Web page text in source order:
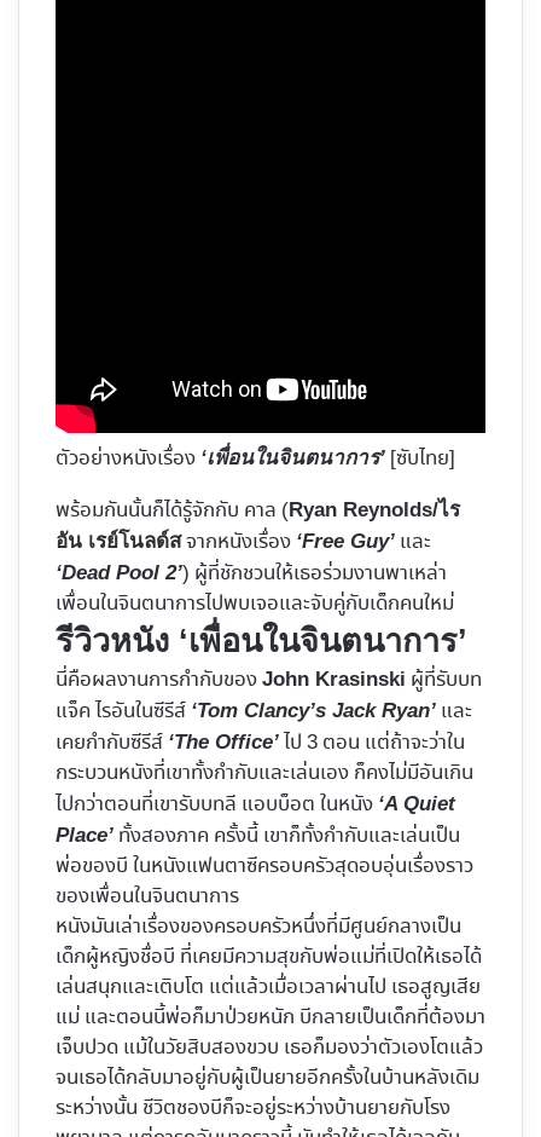
ตัวอย่างหนังเรื่อง ‘เพื่อนในจินตนาการ’ [ซับไทย]
พร้อมกันนั้นก็ได้รู้จักกับ คาล (Ryan Reynolds/ไร
อัน เรย์โนลด์สจากหนังเรื่อง ‘Free Guy’ และ
‘Dead Pool 2’) ผู้ที่ชักชวนให้เธอร่วมงานพาเหล่า
เพื่อนในจินตนาการไปพบเจอและจับคู่กับเด็กคนใหม่
รีวิวหนัง ‘เพื่อนในจินตนาการ’
นี่คือผลงานการกำกับของ John Krasinski ผู้ที่รับบท
แจ็ค ไรอันในซีรีส์ ‘Tom Clancy’s Jack Ryan’ และ
เคยกำกับซีรีส์ ‘The Office’ ไป 3 ตอน แต่ถ้าจะว่าใน
กระบวนหนังที่เขาทั้งกำกับและเล่นเอง ก็คงไม่มีอันเกิน
ไปกว่าตอนที่เขารับบทลี แอบบ็อต ในหนัง ‘A Quiet
Place’ ทั้งสองภาค ครั้งนี้ เขาก็ทั้งกำกับและเล่นเป็น
พ่อของบี ในหนังแฟนตาซีครอบครัวสุดอบอุ่นเรื่องราว
ของเพื่อนในจินตนาการ
หนังมันเล่าเรื่องของครอบครัวหนึ่งที่มีศูนย์กลางเป็น
เด็กผู้หญิงชื่อบี ที่เคยมีความสุขกับพ่อแม่ที่เปิดให้เธอได้
เล่นสนุกและเติบโต แต่แล้วเมื่อเวลาผ่านไป เธอสูญเสีย
แม่ และตอนนี้พ่อก็มาป่วยหนัก บีกลายเป็นเด็กที่ต้องมา
เจ็บปวด แม้ในวัยสิบสองขวบ เธอก็มองว่าตัวเองโตแล้ว
จนเธอได้กลับมาอยู่กับผู้เป็นยายอีกครั้งในบ้านหลังเดิม
ระหว่างนั้น ชีวิตชองบีก็จะอยู่ระหว่างบ้านยายกับโรง